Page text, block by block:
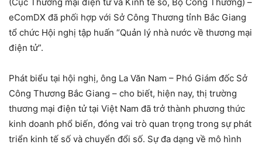
eComDX đã phối hợp với Sở Công Thương tỉnh Bắc Giang
tổ chức Hội nghị tập huấn “Quản lý nhà nước về thương mại
điện tử”.
Phát biểu tại hội nghị, ông La Văn Nam – Phó Giám đốc Sở
Công Thương Bắc Giang – cho biết, hiện nay, thị trường
thương mại điện tử tại Việt Nam đã trở thành phương thức
kinh doanh phổ biến, đóng vai trò quan trọng trong sự phát
triển kinh tế số và chuyển đổi số. Sự đa dạng về mô hình